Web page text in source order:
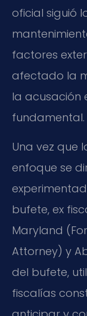
oficial siguió
factores
afectado la
la acusación
fundamental.
Una vez que
enfoque se
bufete, ex
Maryland
Attorney) y
del bufete,
fiscalías